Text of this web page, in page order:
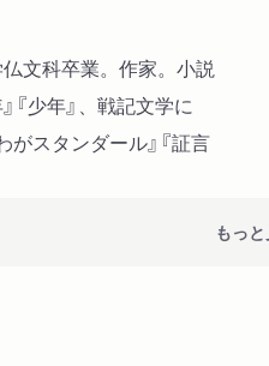
文科卒業。作家。小説
『少年』、戦記文学に
がスタンダール』『証言
もっ